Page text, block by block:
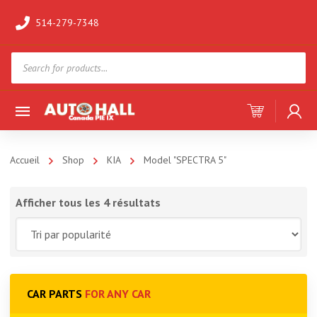
514-279-7348
search
Accueil Shop KIA Model "SPECTRA 5"
Afficher tous les 4 résultats
CAR PARTS FOR ANY CAR